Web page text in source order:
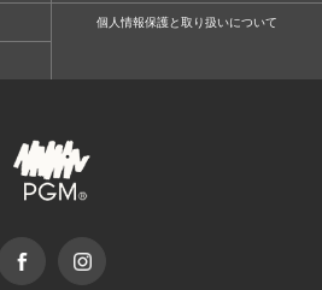
個人情報保護と取り扱いについて
facebook